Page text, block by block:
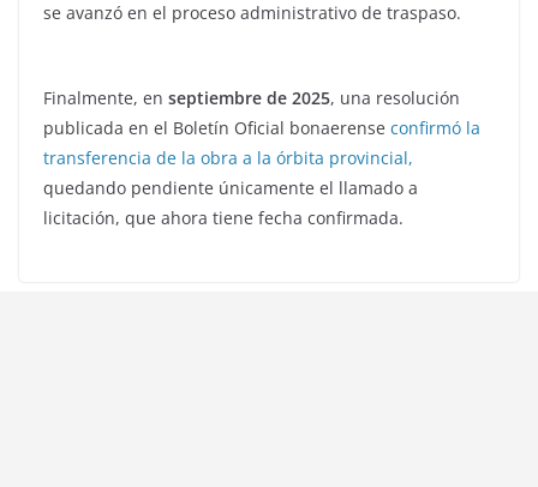
se avanzó en el proceso administrativo de traspaso.
Finalmente, en septiembre de 2025, una resolución
publicada en el Boletín Oficial bonaerense confirmó la
transferencia de la obra a la órbita provincial,
quedando pendiente únicamente el llamado a
licitación, que ahora tiene fecha confirmada.